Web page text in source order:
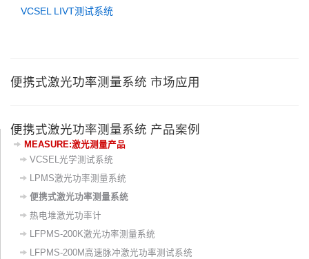
VCSEL LIVT测试系统
便携式激光功率测量系统 市场应用
便携式激光功率测量系统 产品案例
MEASURE:激光测量产品
VCSEL光学测试系统
LPMS激光功率测量系统
便携式激光功率测量系统
热电堆激光功率计
LFPMS-200K激光功率测量系统
LFPMS-200M高速脉冲激光功率测试系统